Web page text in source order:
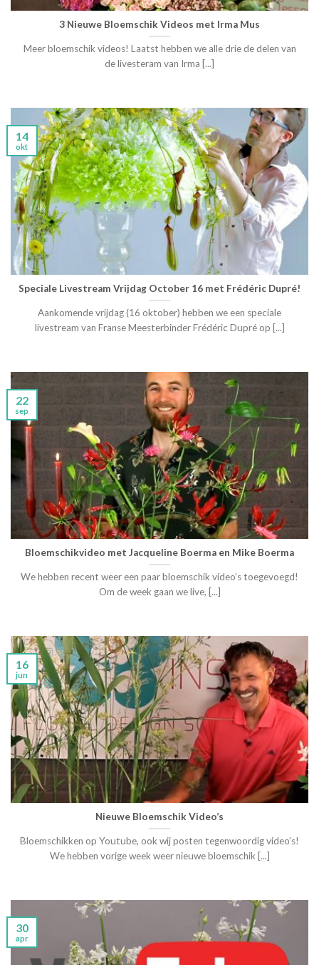
3 Nieuwe Bloemschik Videos met Irma Mus
Meer bloemschik videos! Laatst hebben we alle drie de delen van
de livesteram van Irma [...]
Speciale Livestream Vrijdag October 16 met Frédéric Dupré!
Aankomende vrijdag (16 oktober) hebben we een speciale
livestream van Franse Meesterbinder Frédéric Dupré op [...]
14
okt
Bloemschikvideo met Jacqueline Boerma en Mike Boerma
We hebben recent weer een paar bloemschik video’s toegevoegd!
Om de week gaan we live, [...]
22
sep
Nieuwe Bloemschik Video’s
Bloemschikken op Youtube, ook wij posten tegenwoordig video’s!
We hebben vorige week weer nieuwe bloemschik [...]
16
jun
30
apr